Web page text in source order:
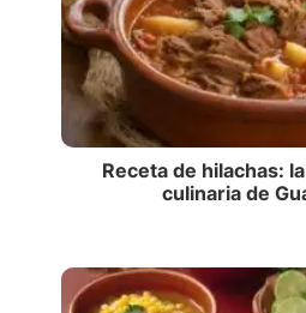
Receta de hilachas:
culinaria de